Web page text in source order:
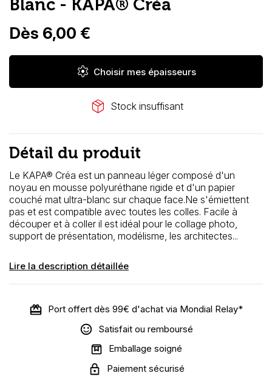
Blanc - KAPA® Créa
Dès 6,00 €
settings Choisir mes épaisseurs
package_2 Stock insuffisant
Détail du produit
Le KAPA® Créa est un panneau léger composé d'un
noyau en mousse polyuréthane rigide et d'un papier
couché mat ultra-blanc sur chaque face.Ne s'émiettent
pas et est compatible avec toutes les colles. Facile à
découper et à coller il est idéal pour le collage photo,
support de présentation, modélisme, les architectes...
Lire la description détaillée
Port offert dès 99€ d'achat via Mondial Relay*
Satisfait ou remboursé
Emballage soigné
Paiement sécurisé